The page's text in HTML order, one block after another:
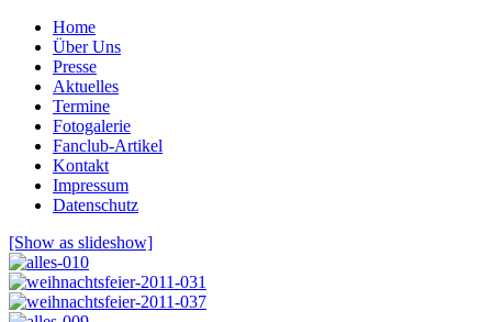
Home
Über Uns
Presse
Aktuelles
Termine
Fotogalerie
Fanclub-Artikel
Kontakt
Impressum
Datenschutz
[Show as slideshow]